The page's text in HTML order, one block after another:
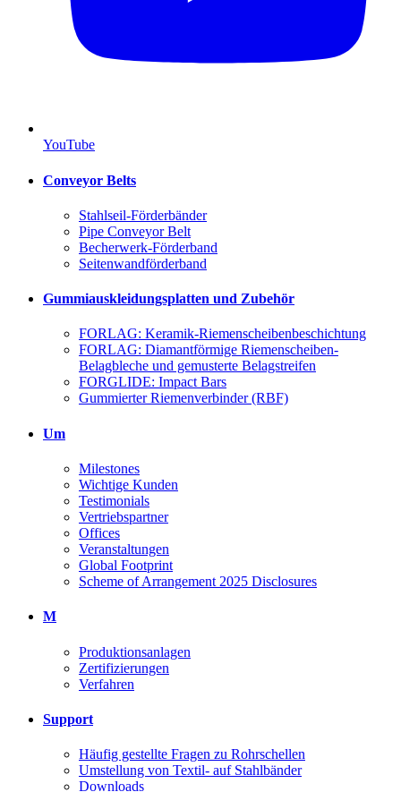
YouTube
Conveyor Belts
Stahlseil-Förderbänder
Pipe Conveyor Belt
Becherwerk-Förderband
Seitenwandförderband
Gummiauskleidungsplatten und Zubehör
FORLAG: Keramik-Riemenscheibenbeschichtung
FORLAG: Diamantförmige Riemenscheiben-
Belagbleche und gemusterte Belagstreifen
FORGLIDE: Impact Bars
Gummierter Riemenverbinder (RBF)
Um
Milestones
Wichtige Kunden
Testimonials
Vertriebspartner
Offices
Veranstaltungen
Global Footprint
Scheme of Arrangement 2025 Disclosures
M
Produktionsanlagen
Zertifizierungen
Verfahren
Support
Häufig gestellte Fragen zu Rohrschellen
Umstellung von Textil- auf Stahlbänder
Downloads